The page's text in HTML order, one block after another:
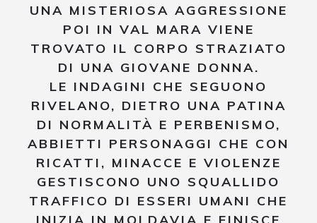
UNA MISTERIOSA AGGRESSIONE
POI IN VAL MARA VIENE
TROVATO IL CORPO STRAZIATO
DI UNA GIOVANE DONNA.
LE INDAGINI CHE SEGUONO
RIVELANO, DIETRO UNA PATINA
DI NORMALITÀ E PERBENISMO,
ABBIETTI PERSONAGGI CHE CON
RICATTI, MINACCE E VIOLENZE
GESTISCONO UNO SQUALLIDO
TRAFFICO DI ESSERI UMANI CHE
INIZIA IN MOLDAVIA E FINISCE